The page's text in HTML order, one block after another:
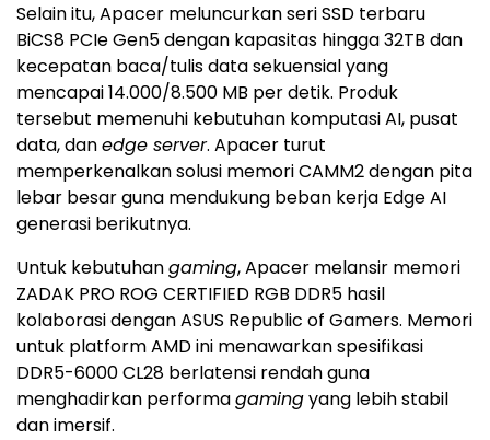
Selain itu, Apacer meluncurkan seri SSD terbaru
BiCS8 PCIe Gen5 dengan kapasitas hingga 32TB dan
kecepatan baca/tulis data sekuensial yang
mencapai 14.000/8.500 MB per detik. Produk
tersebut memenuhi kebutuhan komputasi AI, pusat
data, danedge server. Apacer turut
memperkenalkan solusi memori CAMM2 dengan pita
lebar besar guna mendukung beban kerja Edge AI
generasi berikutnya.
Untuk kebutuhangaming, Apacer melansir memori
ZADAK PRO ROG CERTIFIED RGB DDR5 hasil
kolaborasi dengan ASUS Republic of Gamers. Memori
untuk platform AMD ini menawarkan spesifikasi
DDR5-6000 CL28 berlatensi rendah guna
menghadirkan performagamingyang lebih stabil
dan imersif.